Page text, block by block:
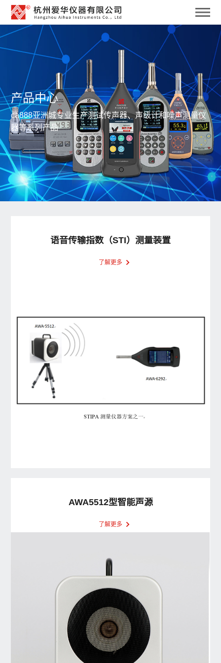
产品中心
ca888亚洲城专业生产测试传声器、声级计和噪声测量仪
器等系列产品
语音传输指数（STI）测量装置
了解更多
AWA5512型智能声源
了解更多